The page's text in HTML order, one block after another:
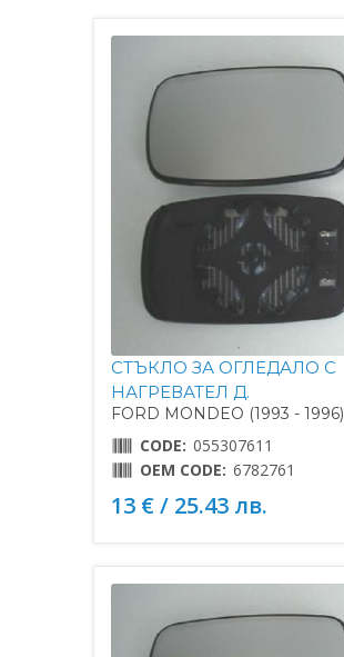
СТЪКЛО ЗА ОГЛЕДАЛО С
НАГРЕВАТЕЛ Д.
FORD MONDEO (1993 - 1996)
CODE: 055307611
OEM CODE: 6782761
13 € / 25.43 лв.